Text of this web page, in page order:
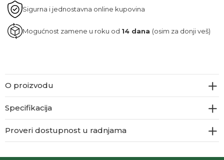
Sigurna i jednostavna online kupovina
Mogućnost zamene u roku od 14 dana (osim za donji veš)
O proizvodu
Specifikacija
Proveri dostupnost u radnjama